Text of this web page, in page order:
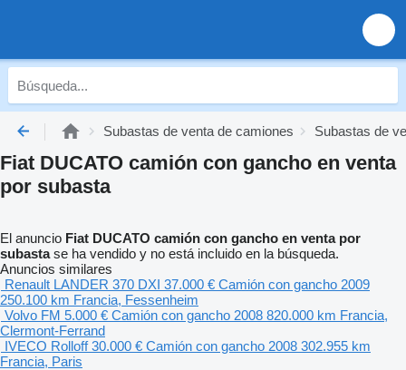
Subastas de venta de camiones Subastas de
Fiat DUCATO camión con gancho en venta
por subasta
El anuncio Fiat DUCATO camión con gancho en venta por
subastase ha vendido y no está incluido en la búsqueda.
Anuncios similares
Renault LANDER 370 DXI 37.000 € Camión con gancho 2009
250.100 km Francia, Fessenheim
Volvo FM 5.000 € Camión con gancho 2008 820.000 km Francia,
Clermont-Ferrand
IVECO Rolloff 30.000 € Camión con gancho 2008 302.955 km
Francia, Paris